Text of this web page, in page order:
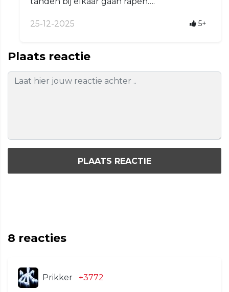
25-12-2025 5+
Plaats reactie
PLAATS REACTIE
8 reacties
Prikker +3772